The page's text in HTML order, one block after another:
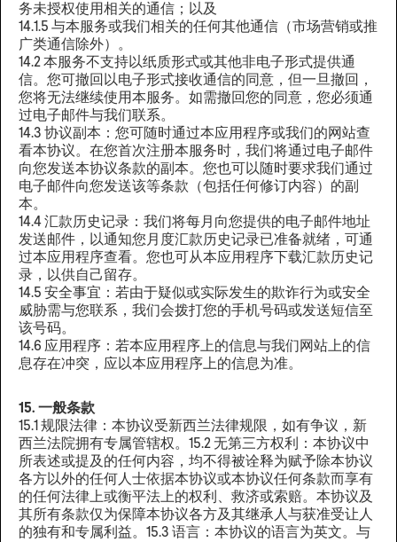
务未授权使用相关的通信；以及
14.1.5 与本服务或我们相关的任何其他通信（市场营销或推
广类通信除外）。
14.2 本服务不支持以纸质形式或其他非电子形式提供通
信。您可撤回以电子形式接收通信的同意，但一旦撤回，
您将无法继续使用本服务。如需撤回您的同意，您必须通
过电子邮件与我们联系。
14.3 协议副本：您可随时通过本应用程序或我们的网站查
看本协议。在您首次注册本服务时，我们将通过电子邮件
向您发送本协议条款的副本。您也可以随时要求我们通过
电子邮件向您发送该等条款（包括任何修订内容）的副
本。
14.4 汇款历史记录：我们将每月向您提供的电子邮件地址
发送邮件，以通知您月度汇款历史记录已准备就绪，可通
过本应用程序查看。您也可从本应用程序下载汇款历史记
录，以供自己留存。
14.5 安全事宜：若由于疑似或实际发生的欺诈行为或安全
威胁需与您联系，我们会拨打您的手机号码或发送短信至
该号码。
14.6 应用程序：若本应用程序上的信息与我们网站上的信
息存在冲突，应以本应用程序上的信息为准。‍
15. 一般条款
15.1 规限法律：本协议受新西兰法律规限，如有争议，新
西兰法院拥有专属管辖权。15.2 无第三方权利：本协议中
所表述或提及的任何内容，均不得被诠释为赋予除本协议
各方以外的任何人士依据本协议或本协议任何条款而享有
的任何法律上或衡平法上的权利、救济或索赔。本协议及
其所有条款仅为保障本协议各方及其继承人与获准受让人
的独有和专属利益。15.3 语言：本协议的语言为英文。与